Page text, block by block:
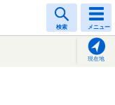
検索 メニュー
現在地